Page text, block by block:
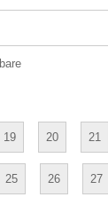
19 20 21
25 26 27